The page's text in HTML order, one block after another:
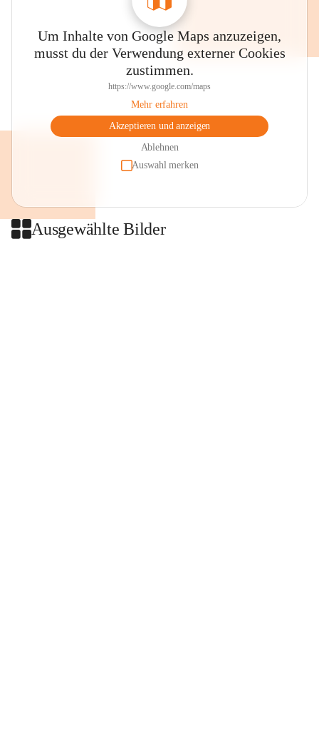
Um Inhalte von Google Maps anzuzeigen,
musst du der Verwendung externer Cookies
zustimmen.
https://www.google.com/maps
Mehr erfahren
Akzeptieren und anzeigen
Ablehnen
Auswahl merken
Ausgewählte Bilder